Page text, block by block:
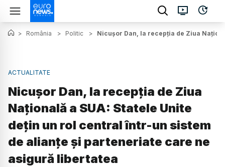
> România > Politic > Nicușor Dan, la recepția de Ziua
ACTUALITATE
Nicușor Dan, la recepția de Ziua
Națională a SUA: Statele Unite
dețin un rol central într-un sistem
de alianțe și parteneriate care ne
asigură libertatea